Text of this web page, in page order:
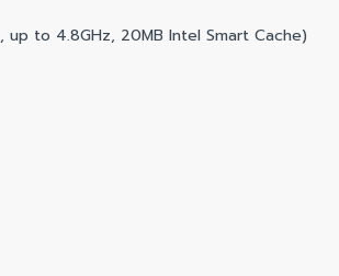
up to 4.8GHz, 20MB Intel Smart Cache)